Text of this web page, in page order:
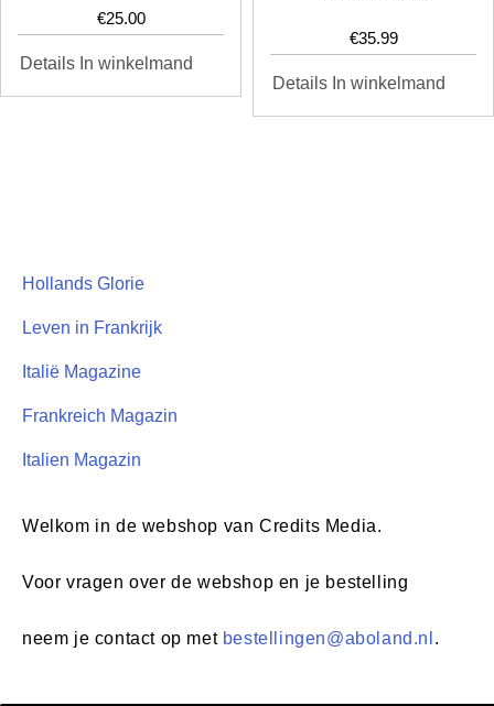
€25.00
Details In winkelmand
€35.99
Details In winkelmand
Hollands Glorie
Leven in Frankrijk
Italië Magazine
Frankreich Magazin
Italien Magazin
Welkom in de webshop van Credits Media.
Voor vragen over de webshop en je bestelling
neem je contact op met bestellingen@aboland.nl .